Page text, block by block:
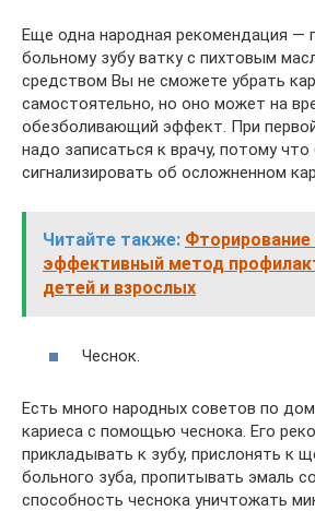
Еще одна народная рекомендация —
больному зубу ватку с пихтовым
средством Вы не сможете убрать
самостоятельно, но оно может на
обезболивающий эффект. При
надо записаться к врачу, потому
сигнализировать об осложненном
Читайте также: Фторирование
эффективный метод
детей и взрослых
Чеснок.
Есть много народных советов по
кариеса с помощью чеснока. Его
прикладывать к зубу, прислонять к
больного зуба, пропитывать эмаль
способность чеснока уничтожать